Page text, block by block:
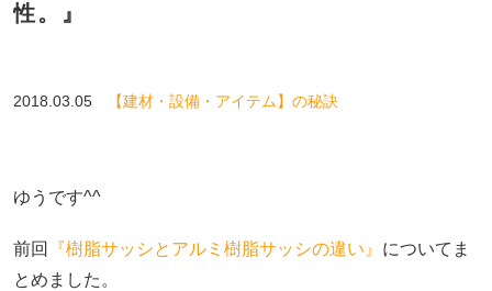
性。』
2018.03.05 【建材・設備・アイテム】の秘訣
ゆうです^^
前回 『樹脂サッシとアルミ樹脂サッシの違い』 についてま
とめました。